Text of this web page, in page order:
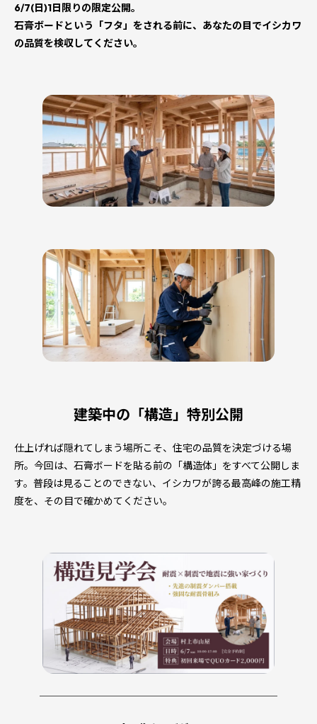
6/7(日)1日限りの限定公開。
石膏ボードという「フタ」をされる前に、あなたの目でイシカワ
の品質を検収してください。
建築中の「構造」特別公開
仕上げれば隠れてしまう場所こそ、住宅の品質を決定づける場
所。今回は、石膏ボードを貼る前の「構造体」をすべて公開しま
す。普段は見ることのできない、イシカワが誇る最高峰の施工精
度を、その目で確かめてください。
────────────────────────